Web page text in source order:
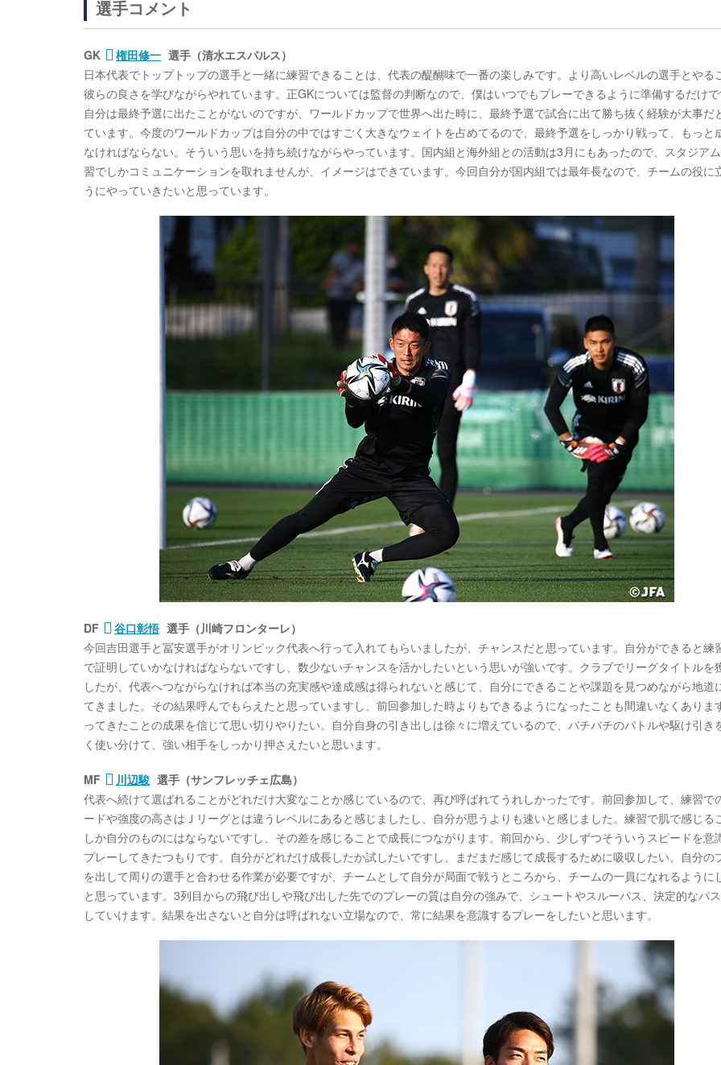
選手コメント
GK 権田修一 選手（清水エスパルス）
日本代表でトップトップの選手と一緒に練習できることは、代表の醍醐味で一番の楽しみです。より高いレベルの選手とやる
彼らの良さを学びながらやれています。正GKについては監督の判断なので、僕はいつでもプレーできるように準備するだけで
自分は最終予選に出たことがないのですが、ワールドカップで世界へ出た時に、最終予選で試合に出て勝ち抜く経験が大事だ
ています。今度のワールドカップは自分の中ではすごく大きなウェイトを占めてるので、最終予選をしっかり戦って、もっと
なければならない。そういう思いを持ち続けながらやっています。国内組と海外組との活動は3月にもあったので、スタジア
習でしかコミュニケーションを取れませんが、イメージはできています。今回自分が国内組では最年長なので、チームの役に
うにやっていきたいと思っています。
DF 谷口彰悟 選手（川崎フロンターレ）
今回吉田選手と冨安選手がオリンピック代表へ行って入れてもらいましたが、チャンスだと思っています。自分ができると練
で証明していかなければならないですし、数少ないチャンスを活かしたいという思いが強いです。クラブでリーグタイトルを
したが、代表へつながらなければ本当の充実感や達成感は得られないと感じて、自分にできることや課題を見つめながら地道
てきました。その結果呼んでもらえたと思っていますし、前回参加した時よりもできるようになったことも間違いなくありま
ってきたことの成果を信じて思い切りやりたい。自分自身の引き出しは徐々に増えているので、バチバチのバトルや駆け引き
く使い分けて、強い相手をしっかり押さえたいと思います。
MF 川辺駿 選手（サンフレッチェ広島）
代表へ続けて選ばれることがどれだけ大変なことか感じているので、再び呼ばれてうれしかったです。前回参加して、練習で
ードや強度の高さはＪリーグとは違うレベルにあると感じましたし、自分が思うよりも速いと感じました。練習で肌で感じる
しか自分のものにはならないですし、その差を感じることで成長につながります。前回から、少しずつそういうスピードを意
プレーしてきたつもりです。自分がどれだけ成長したか試したいですし、まだまだ感じて成長するために吸収したい。自分の
を出して周りの選手と合わせる作業が必要ですが、チームとして自分が局面で戦うところから、チームの一員になれるように
と思っています。3列目からの飛び出しや飛び出した先でのプレーの質は自分の強みで、シュートやスルーパス、決定的なパ
していけます。結果を出さないと自分は呼ばれない立場なので、常に結果を意識するプレーをしたいと思います。